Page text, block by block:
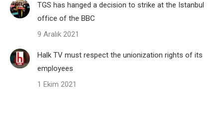
TGS has hanged a decision to strike at the Istanbul
office of the BBC
9 Aralık 2021
Halk TV must respect the unionization rights of its
employees
1 Ekim 2021